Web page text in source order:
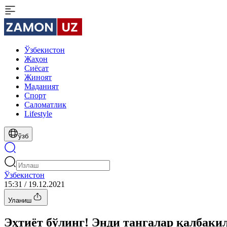
Ўзбекистон
Жаҳон
Сиёсат
Жиноят
Маданият
Спорт
Cаломатлик
Lifestyle
ўзб
Ўзбекистон
15:31 / 19.12.2021
Уланиш
Эҳтиёт бўлинг! Энди тангалар